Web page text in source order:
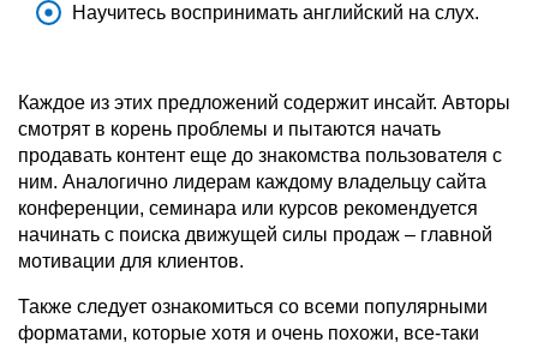
Научитесь воспринимать английский на слух.
Каждое из этих предложений содержит инсайт. Авторы
смотрят в корень проблемы и пытаются начать
продавать контент еще до знакомства пользователя с
ним. Аналогично лидерам каждому владельцу сайта
конференции, семинара или курсов рекомендуется
начинать с поиска движущей силы продаж – главной
мотивации для клиентов.
Также следует ознакомиться со всеми популярными
форматами, которые хотя и очень похожи, все-таки